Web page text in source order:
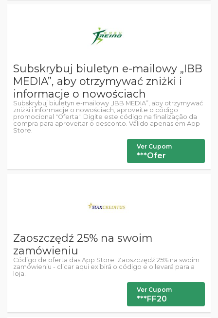
Subskrybuj biuletyn e-mailowy „IBB
MEDIA”, aby otrzymywać zniżki i
informacje o nowościach
Subskrybuj biuletyn e-mailowy „IBB MEDIA”, aby otrzymywać
zniżki i informacje o nowościach, aproveite o código
promocional "Oferta". Digite este código na finalização da
compra para aproveitar o desconto. Válido apenas em App
Store.
Ver Cupom
***Ofer
Zaoszczędź 25% na swoim
zamówieniu
Código de oferta das App Store: Zaoszczędź 25% na swoim
zamówieniu - clicar aqui exibirá o código e o levará para a
loja.
Ver Cupom
***FF20